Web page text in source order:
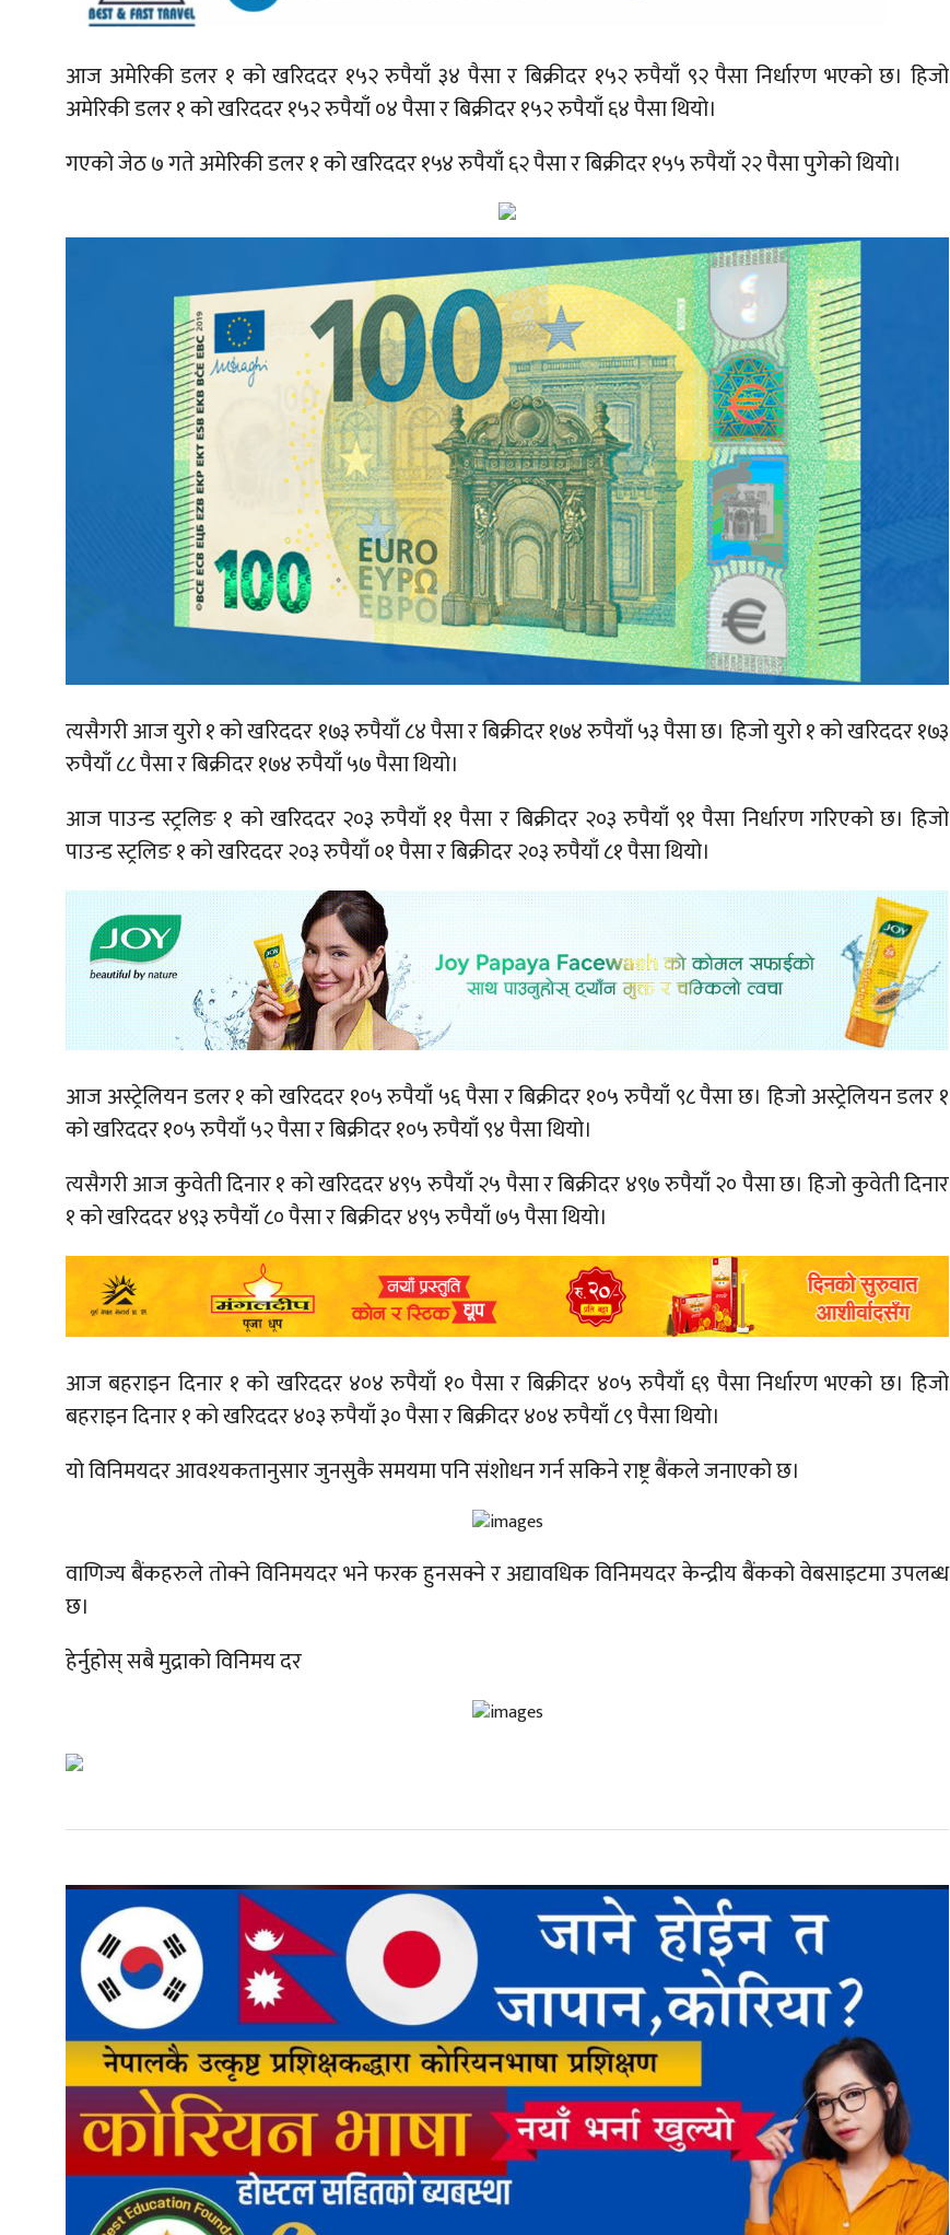
आज अमेरिकी डलर १ को खरिददर १५२ रुपैयाँ ३४ पैसा र बिक्रीदर १५२ रुपैयाँ ९२ पैसा निर्धारण भएको छ। हिजो
अमेरिकी डलर १ को खरिददर १५२ रुपैयाँ ०४ पैसा र बिक्रीदर १५२ रुपैयाँ ६४ पैसा थियो।
गएको जेठ ७ गते अमेरिकी डलर १ को खरिददर १५४ रुपैयाँ ६२ पैसा र बिक्रीदर १५५ रुपैयाँ २२ पैसा पुगेको थियो।
त्यसैगरी आज युरो १ को खरिददर १७३ रुपैयाँ ८४ पैसा र बिक्रीदर १७४ रुपैयाँ ५३ पैसा छ। हिजो युरो १ को खरिददर १७३
रुपैयाँ ८८ पैसा र बिक्रीदर १७४ रुपैयाँ ५७ पैसा थियो।
आज पाउन्ड स्ट्रलिङ १ को खरिददर २०३ रुपैयाँ ११ पैसा र बिक्रीदर २०३ रुपैयाँ ९१ पैसा निर्धारण गरिएको छ। हिजो
पाउन्ड स्ट्रलिङ १ को खरिददर २०३ रुपैयाँ ०१ पैसा र बिक्रीदर २०३ रुपैयाँ ८१ पैसा थियो।
आज अस्ट्रेलियन डलर १ को खरिददर १०५ रुपैयाँ ५६ पैसा र बिक्रीदर १०५ रुपैयाँ ९८ पैसा छ। हिजो अस्ट्रेलियन डलर १
को खरिददर १०५ रुपैयाँ ५२ पैसा र बिक्रीदर १०५ रुपैयाँ ९४ पैसा थियो।
त्यसैगरी आज कुवेती दिनार १ को खरिददर ४९५ रुपैयाँ २५ पैसा र बिक्रीदर ४९७ रुपैयाँ २० पैसा छ। हिजो कुवेती दिनार
१ को खरिददर ४९३ रुपैयाँ ८० पैसा र बिक्रीदर ४९५ रुपैयाँ ७५ पैसा थियो।
आज बहराइन दिनार १ को खरिददर ४०४ रुपैयाँ १० पैसा र बिक्रीदर ४०५ रुपैयाँ ६९ पैसा निर्धारण भएको छ। हिजो
बहराइन दिनार १ को खरिददर ४०३ रुपैयाँ ३० पैसा र बिक्रीदर ४०४ रुपैयाँ ८९ पैसा थियो।
यो विनिमयदर आवश्यकतानुसार जुनसुकै समयमा पनि संशोधन गर्न सकिने राष्ट्र बैंकले जनाएको छ।
वाणिज्य बैंकहरुले तोक्ने विनिमयदर भने फरक हुनसक्ने र अद्यावधिक विनिमयदर केन्द्रीय बैंकको वेबसाइटमा उपलब्ध
छ।
हेर्नुहोस् सबै मुद्राको विनिमय दर